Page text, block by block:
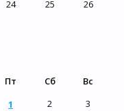
24 25
26
Пт Сб
Вс
1
2
3